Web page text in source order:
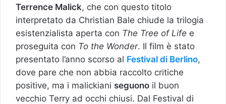
Terrence Malick, che con questo titolo
interpretato da Christian Bale chiude la trilogia
esistenzialista aperta con The Tree of Life e
proseguita con To the Wonder. Il film è stato
presentato l’anno scorso al Festival di Berlino,
dove pare che non abbia raccolto critiche
positive, ma i malickiani seguono il buon
vecchio Terry ad occhi chiusi. Dal Festival di